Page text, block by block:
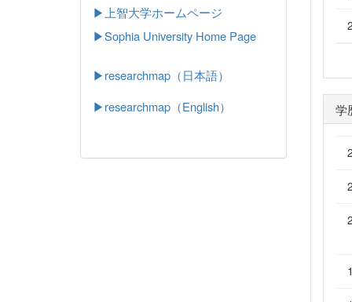
学
▶上智大学ホームページ
▶Sophia University Home Page
▶researchmap（日本語）
▶researchmap（English）